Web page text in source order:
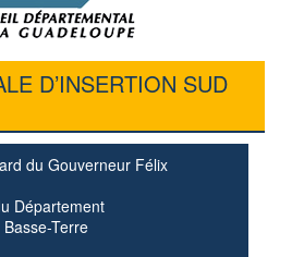
D’INSERTION SUD
du Gouverneur Félix
Département
Terre